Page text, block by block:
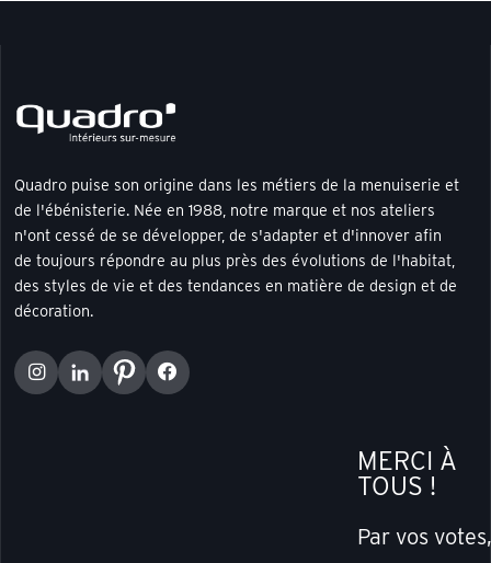
Quadro puise son origine dans les métiers de la menuiserie et
de l'ébénisterie. Née en 1988, notre marque et nos ateliers
n'ont cessé de se développer, de s'adapter et d'innover afin
de toujours répondre au plus près des évolutions de l'habitat,
des styles de vie et des tendances en matière de design et de
décoration.
MERCI À
TOUS !
Par vos votes,